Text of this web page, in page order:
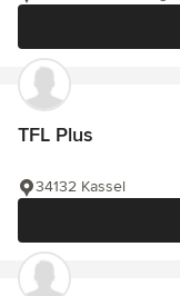
TFL Plus
34132 Kassel